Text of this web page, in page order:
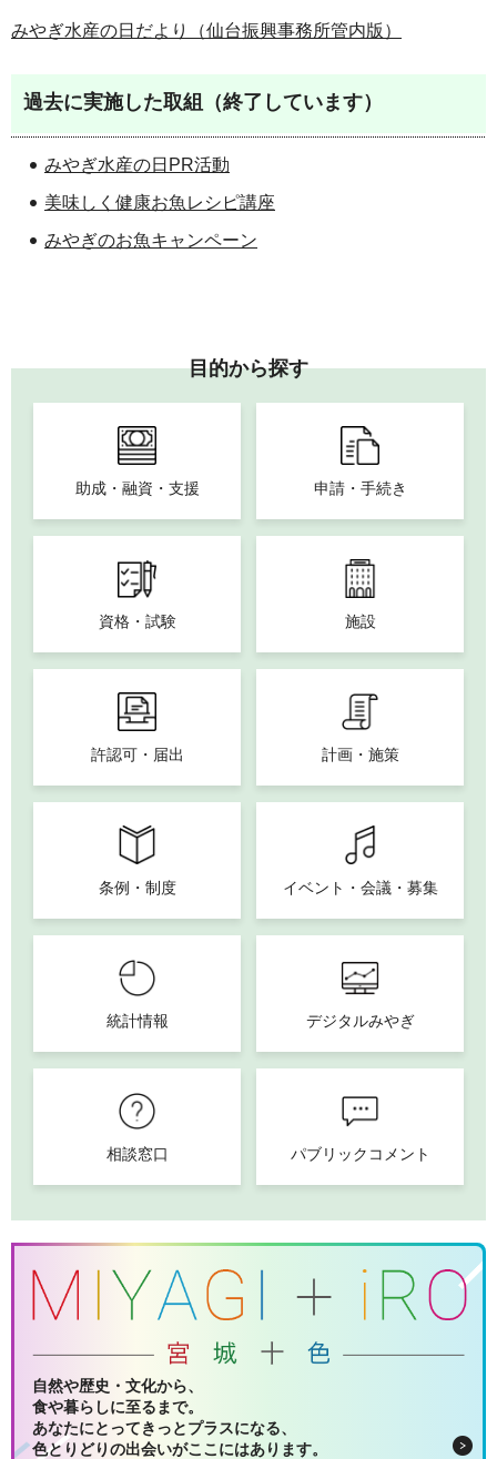
みやぎ水産の日だより（仙台振興事務所管内版）
過去に実施した取組（終了しています）
みやぎ水産の日PR活動
美味しく健康お魚レシピ講座
みやぎのお魚キャンペーン
目的から探す
助成・融資・支援 申請・手続き
資格・試験 施設
許認可・届出 計画・施策
条例・制度 イベント・会議・募集
統計情報 デジタルみやぎ
相談窓口 パブリックコメント
自然や歴史・文化から、
食や暮らしに至るまで。
あなたにとってきっとプラスになる、
色とりどりの出会いがここにはあります。